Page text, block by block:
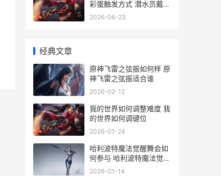
彩蛋触发方式 潜水员戴夫
丛林dlc需要从头玩吗
2026-06-23
经典文章
原神飞雷之弦振如何样 原
神飞雷之弦振适合谁
2026-02-12
我的世界如何调整难度 我
的世界如何调键位
2026-01-24
哈利波特魔法觉醒舞会如
何参与 哈利波特魔法觉醒
龙守仁
2026-01-14